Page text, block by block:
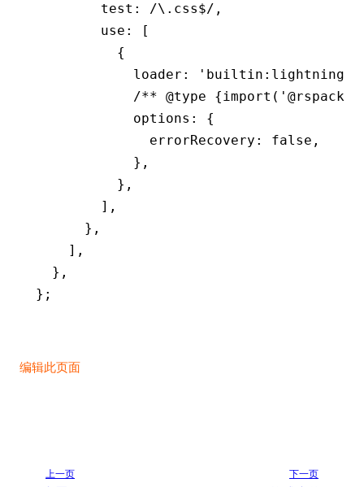
        test
: /\.css$/ ,
        use
:
[
          {
            loader
:
            /**
@type {import('@rspack/
            options
:
{
              errorRecovery
: false ,
            }
,
          }
,
        ]
,
      }
,
    ]
,
  }
,
};
编辑此页面
上一页 下一页